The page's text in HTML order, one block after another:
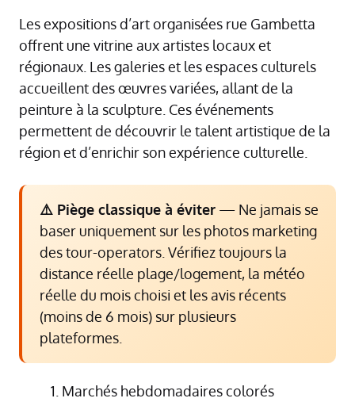
Les expositions d’art organisées rue Gambetta
offrent une vitrine aux artistes locaux et
régionaux. Les galeries et les espaces culturels
accueillent des œuvres variées, allant de la
peinture à la sculpture. Ces événements
permettent de découvrir le talent artistique de la
région et d’enrichir son expérience culturelle.
⚠️ Piège classique à éviter — Ne jamais se
baser uniquement sur les photos marketing
des tour-operators. Vérifiez toujours la
distance réelle plage/logement, la météo
réelle du mois choisi et les avis récents
(moins de 6 mois) sur plusieurs
plateformes.
Marchés hebdomadaires colorés